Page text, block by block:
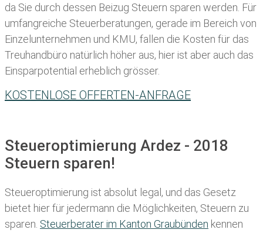
da Sie durch dessen Beizug Steuern sparen werden. Für
umfangreiche Steuerberatungen, gerade im Bereich von
Einzelunternehmen und KMU, fallen die Kosten für das
Treuhandbüro natürlich höher aus, hier ist aber auch das
Einsparpotential erheblich grösser.
KOSTENLOSE OFFERTEN-ANFRAGE
Steueroptimierung Ardez - 2018
Steuern sparen!
Steueroptimierung ist absolut legal, und das Gesetz
bietet hier für jedermann die Möglichkeiten, Steuern zu
sparen. Steuerberater im K anton Graubünden kennen